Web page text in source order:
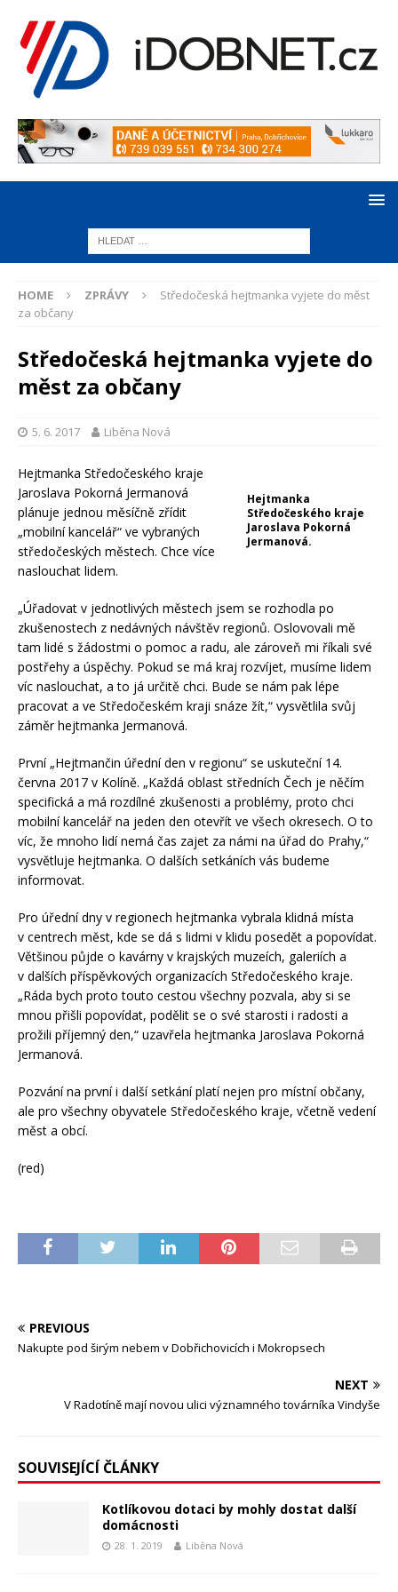
HOME ZPRÁVY
Středočeská hejtmanka vyjete do měst
za občany
Středočeská hejtmanka vyjete do
měst za občany
5. 6. 2017 Liběna Nová
Hejtmanka
Středočeského kraje
Jaroslava Pokorná
Jermanová.
Hejtmanka Středočeského kraje
Jaroslava Pokorná Jermanová
plánuje jednou měsíčně zřídit
„mobilní kancelář“ ve vybraných
středočeských městech. Chce více
naslouchat lidem.
„Úřadovat v jednotlivých městech jsem se rozhodla po
zkušenostech z nedávných návštěv regionů. Oslovovali mě
tam lidé s žádostmi o pomoc a radu, ale zároveň mi říkali své
postřehy a úspěchy. Pokud se má kraj rozvíjet, musíme lidem
víc naslouchat, a to já určitě chci. Bude se nám pak lépe
pracovat a ve Středočeském kraji snáze žít,“ vysvětlila svůj
záměr hejtmanka Jermanová.
První „Hejtmančin úřední den v regionu“ se uskuteční 14.
června 2017 v Kolíně. „Každá oblast středních Čech je něčím
specifická a má rozdílné zkušenosti a problémy, proto chci
mobilní kancelář na jeden den otevřít ve všech okresech. O to
víc, že mnoho lidí nemá čas zajet za námi na úřad do Prahy,“
vysvětluje hejtmanka. O dalších setkáních vás budeme
informovat.
Pro úřední dny v regionech hejtmanka vybrala klidná místa
v centrech měst, kde se dá s lidmi v klidu posedět a popovídat.
Většinou půjde o kavárny v krajských muzeích, galeriích a
v dalších příspěvkových organizacích Středočeského kraje.
„Ráda bych proto touto cestou všechny pozvala, aby si se
mnou přišli popovídat, podělit se o své starosti i radosti a
prožili příjemný den,“ uzavřela hejtmanka Jaroslava Pokorná
Jermanová.
Pozvání na první i další setkání platí nejen pro místní občany,
ale pro všechny obyvatele Středočeského kraje, včetně vedení
měst a obcí.
(red)
PREVIOUS
Nakupte pod širým nebem v Dobřichovicích i Mokropsech
NEXT
V Radotíně mají novou ulici významného továrníka Vindyše
SOUVISEJÍCÍ ČLÁNKY
Kotlíkovou dotaci by mohly dostat další
domácnosti
28. 1. 2019 Liběna Nová